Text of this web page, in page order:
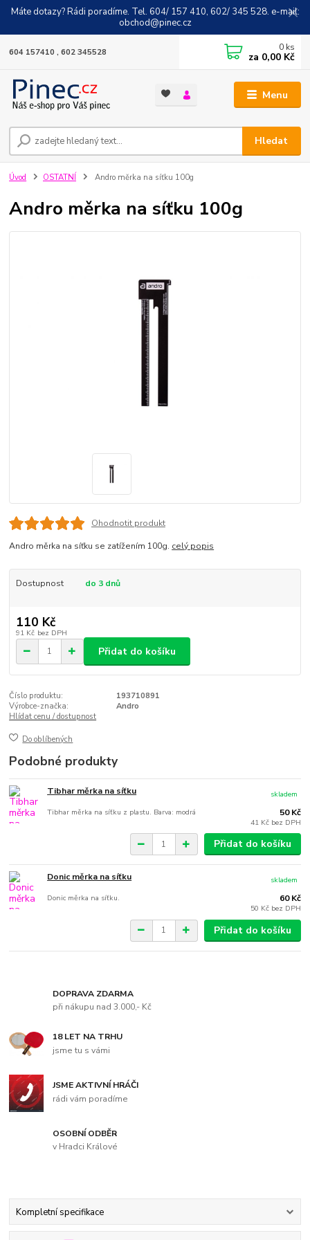
Máte dotazy? Rádi poradíme. Tel. 604/ 157 410, 602/ 345 528. e-mail:
obchod@pinec.cz
Menu
Hledat
604 157410 , 602 345528 0 ks
za 0,00 Kč
Úvod OSTATNÍ Andro měrka na síťku 100g
Andro měrka na síťku 100g
Ohodnotit produkt
Andro měrka na síťku se zatížením 100g. celý popis
Dostupnost do 3 dnů
110 Kč
91 Kč bez DPH
Přidat do košíku
Číslo produktu:
193710891
Výrobce-značka:
Andro
Hlídat cenu / dostupnost
Do oblíbených
Podobné produkty
Tibhar měrka na síťku
Tibhar měrka na síťku z plastu. Barva: modrá 50 Kč
41 Kč bez DPH
skladem
Přidat do košíku
Donic měrka na síťku
Donic měrka na síťku. 60 Kč
50 Kč bez DPH
skladem
Přidat do košíku
DOPRAVA ZDARMA
při nákupu nad 3.000,- Kč
18 LET NA TRHU
jsme tu s vámi
JSME AKTIVNÍ HRÁČI
rádi vám poradíme
OSOBNÍ ODBĚR
v Hradci Králové
Kompletní specifikace